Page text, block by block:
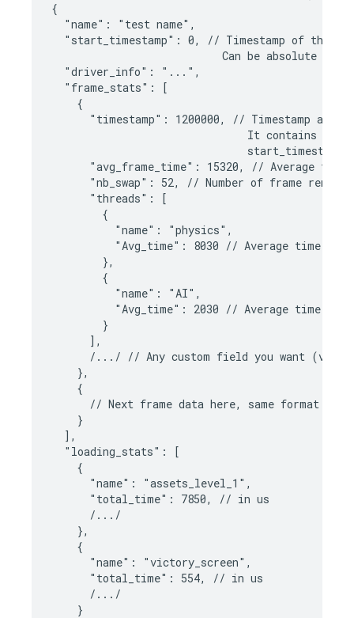
{
  "name": "test name",
"start_timestamp": 0, // Timestamp of the
Can be absolute or
  "driver_info": "...",
  "frame_stats": [
    {
"timestamp": 1200000, // Timestamp at
It contains
"avg_frame_time": 15320, // Average time
"nb_swap": 52, // Number of frame
      "threads": [
        {
          "name": "physics",
"Avg_time": 8030 // Average time
        },
        {
          "name": "AI",
"Avg_time": 2030 // Average time
        }
      ],
/.../ // Any custom field you want
    },
    {
// Next frame data here, same format as
    }
  ],
  "loading_stats": [
    {
      "name": "assets_level_1",
      "total_time": 7850, // in us
      /.../
    },
    {
      "name": "victory_screen",
      "total_time": 554, // in us
      /.../
    }